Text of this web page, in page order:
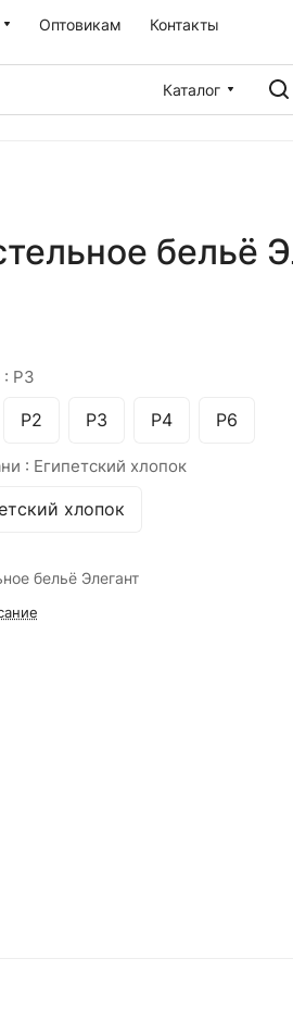
Оптовикам Контакты
Каталог
бельё
Р3
Р2 Р3 Р4 Р6
: Египетский хлопок
хлопок
бельё Элегант